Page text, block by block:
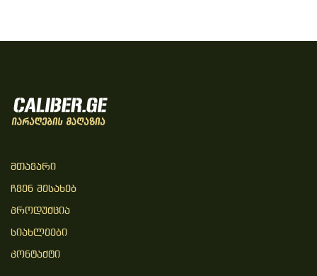
Მთავარი
Ჩვენ Შესახებ
Პროდუქცია
Სიახლეები
Კონტაქტი